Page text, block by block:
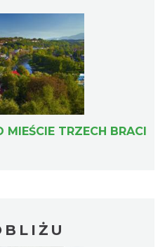
MIEŚCIE TRZECH BRACI